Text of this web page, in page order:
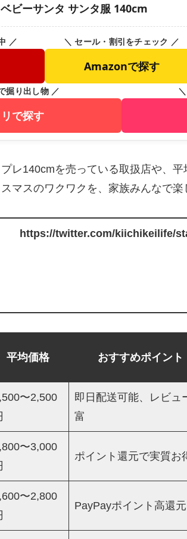
ビーサンタ サンタ服 140cm
／ ＼ セール・割引をチェック ／
Amazonで探す
掘り出し物 ／
で探す
レ140cmを売っている取扱店や、
マスのワクワクを、家族みんなで楽
https://twitter.com/kiichikeilife/
平均価格 おすすめポイント
〜2,500
即日配送可能、レビュ
富
〜3,000
ポイント還元で実質お
〜2,800
PayPayポイント高還元